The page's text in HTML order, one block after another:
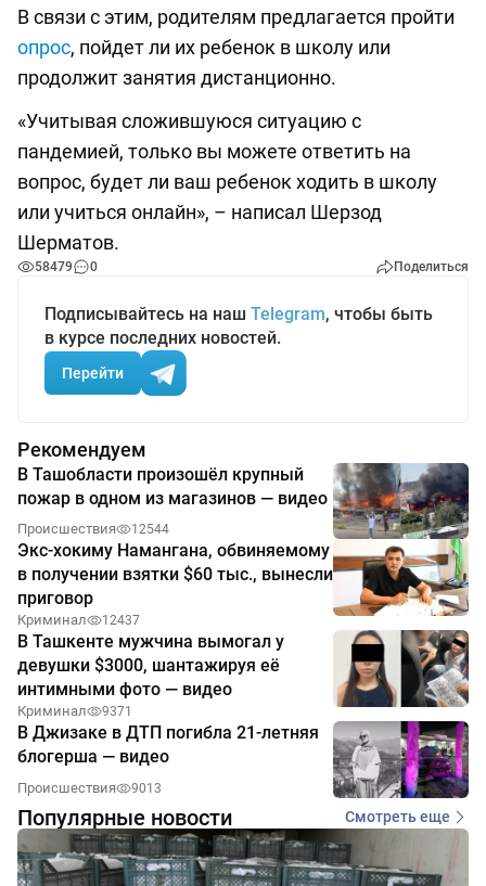
В связи с этим, родителям предлагается пройти
опрос, пойдет ли их ребенок в школу или
продолжит занятия дистанционно.
«Учитывая сложившуюся ситуацию с
пандемией, только вы можете ответить на
вопрос, будет ли ваш ребенок ходить в школу
или учиться онлайн», – написал Шерзод
Шерматов.
58479 0 Поделиться
Подписывайтесь на наш Telegram, чтобы быть
в курсе последних новостей.
Перейти
Рекомендуем
В Ташобласти произошёл крупный
пожар в одном из магазинов — видео
Происшествия 12544
Экс-хокиму Намангана, обвиняемому
в получении взятки $60 тыс., вынесли
приговор
Криминал 12437
В Ташкенте мужчина вымогал у
девушки $3000, шантажируя её
интимными фото — видео
Криминал 9371
В Джизаке в ДТП погибла 21-летняя
блогерша — видео
Происшествия 9013
Популярные новости Смотреть еще